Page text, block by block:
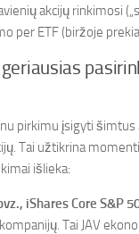
akcijų rinkimosi
per ETF (biržoje
geriausias
pirkimu įsigyti
Tai užtikrina
išlieka:
iShares Core S&P
Tai JAV